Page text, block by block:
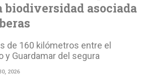
biodiversidad asociada
de 160 kilómetros entre el
y Guardamar del segura
2026